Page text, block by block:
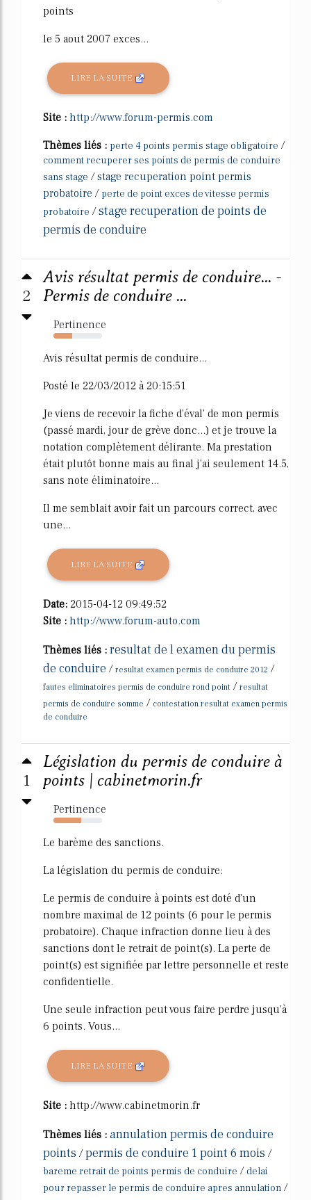
points
le 5 aout 2007 exces...
LIRE LA SUITE
Site : http://www.forum-permis.com
Thèmes liés : perte 4 points permis stage obligatoire /
comment recuperer ses points de permis de conduire
sans stage /stage recuperation point permis
probatoire / perte de point exces de vitesse permis
probatoire /stage recuperation de points de
permis de conduire
2
Avis résultat permis de conduire... -
Permis de conduire ...
Pertinence
39%
Avis résultat permis de conduire...
Posté le 22/03/2012 à 20:15:51
Je viens de recevoir la fiche d'éval' de mon permis
(passé mardi, jour de grève donc...) et je trouve la
notation complètement délirante. Ma prestation
était plutôt bonne mais au final j'ai seulement 14.5,
sans note éliminatoire...
Il me semblait avoir fait un parcours correct, avec
une...
LIRE LA SUITE
Date: 2015-04-12 09:49:52
Site : http://www.forum-auto.com
Thèmes liés : resultat de l examen du permis
de conduire / resultat examen permis de conduire 2012 /
fautes eliminatoires permis de conduire rond point / resultat
permis de conduire somme / contestation resultat examen permis
de conduire
1
Législation du permis de conduire à
points | cabinetmorin.fr
Pertinence
57%
Le barème des sanctions.
La législation du permis de conduire:
Le permis de conduire à points est doté d'un
nombre maximal de 12 points (6 pour le permis
probatoire). Chaque infraction donne lieu à des
sanctions dont le retrait de point(s). La perte de
point(s) est signifiée par lettre personnelle et reste
confidentielle.
Une seule infraction peut vous faire perdre jusqu'à
6 points. Vous...
LIRE LA SUITE
Site : http://www.cabinetmorin.fr
Thèmes liés : annulation permis de conduire
points /permis de conduire 1 point 6 mois /
bareme retrait de points permis de conduire / delai
pour repasser le permis de conduire apres annulation /